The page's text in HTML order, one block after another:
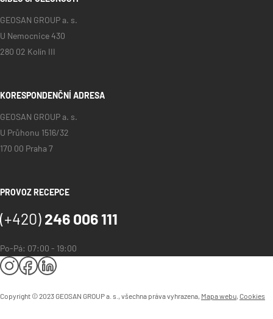
GEOSAN GROUP a. s.
U Nemocnice 430
280 02 Kolín III
KORESPONDENČNÍ ADRESA
GEOSAN GROUP a. s.
U Průhonu 1516/32
170 00 Praha 7
PROVOZ RECEPCE
(+420) 246 006 111
Po-Pá: 07:00 - 19:00
Copyright © 2023 GEOSAN GROUP a. s., všechna práva vyhrazena, Mapa webu, Cookies